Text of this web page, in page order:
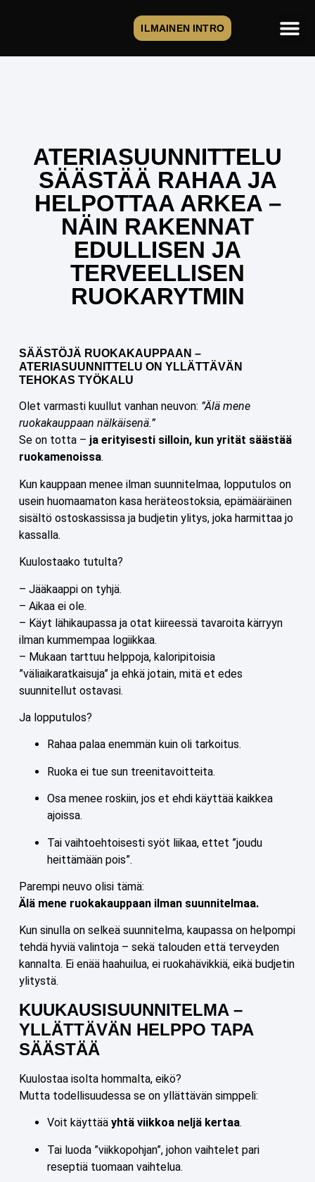
ILMAINEN INTRO
ATERIASUUNNITTELU
SÄÄSTÄÄ RAHAA JA
HELPOTTAA ARKEA –
NÄIN RAKENNAT
EDULLISEN JA
TERVEELLISEN
RUOKARYTMIN
SÄÄSTÖJÄ RUOKAKAUPPAAN –
ATERIASUUNNITTELU ON YLLÄTTÄVÄN
TEHOKAS TYÖKALU
Olet varmasti kuullut vanhan neuvon: ”Älä mene
ruokakauppaan nälkäisenä.”
Se on totta – ja erityisesti silloin, kun yrität säästää
ruokamenoissa.
Kun kauppaan menee ilman suunnitelmaa, lopputulos on
usein huomaamaton kasa heräteostoksia, epämääräinen
sisältö ostoskassissa ja budjetin ylitys, joka harmittaa jo
kassalla.
Kuulostaako tutulta?
– Jääkaappi on tyhjä.
– Aikaa ei ole.
– Käyt lähikaupassa ja otat kiireessä tavaroita kärryyn
ilman kummempaa logiikkaa.
– Mukaan tarttuu helppoja, kaloripitoisia
”väliaikaratkaisuja” ja ehkä jotain, mitä et edes
suunnitellut ostavasi.
Ja lopputulos?
Rahaa palaa enemmän kuin oli tarkoitus.
Ruoka ei tue sun treenitavoitteita.
Osa menee roskiin, jos et ehdi käyttää kaikkea
ajoissa.
Tai vaihtoehtoisesti syöt liikaa, ettet ”joudu
heittämään pois”.
Parempi neuvo olisi tämä:
Älä mene ruokakauppaan ilman suunnitelmaa.
Kun sinulla on selkeä suunnitelma, kaupassa on helpompi
tehdä hyviä valintoja – sekä talouden että terveyden
kannalta. Ei enää haahuilua, ei ruokahävikkiä, eikä budjetin
ylitystä.
KUUKAUSISUUNNITELMA –
YLLÄTTÄVÄN HELPPO TAPA
SÄÄSTÄÄ
Kuulostaa isolta hommalta, eikö?
Mutta todellisuudessa se on yllättävän simppeli:
Voit käyttää yhtä viikkoa neljä kertaa.
Tai luoda ”viikkopohjan”, johon vaihtelet pari
reseptiä tuomaan vaihtelua.